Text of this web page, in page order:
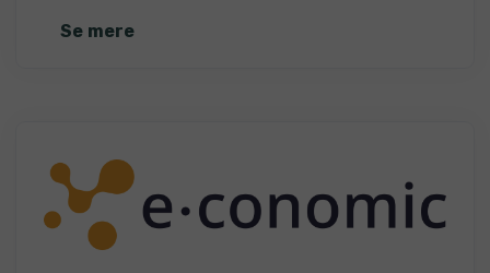
Se mere